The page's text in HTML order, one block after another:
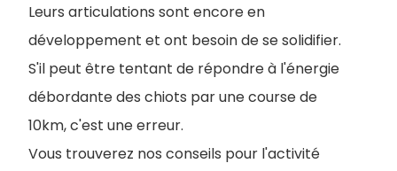
Leurs articulations sont encore en
développement et ont besoin de se solidifier.
S'il peut être tentant de répondre à l'énergie
débordante des chiots par une course de
10km, c'est une erreur.
Vous trouverez nos conseils pour l'activité